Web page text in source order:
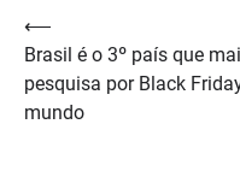
Navegação
de
Post
⟵
Brasil é o 3º país que
pesquisa por Black
mundo